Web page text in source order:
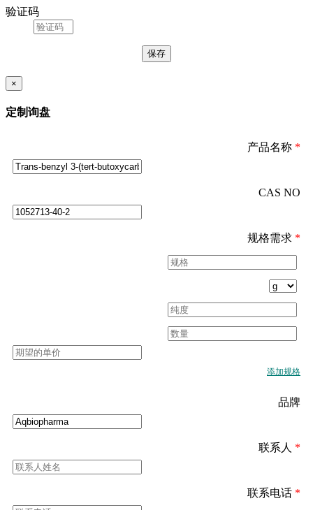
验证码
×
定制询盘
产品名称 *
CAS NO
规格需求 *
添加规格
品牌
联系人 *
联系电话 *